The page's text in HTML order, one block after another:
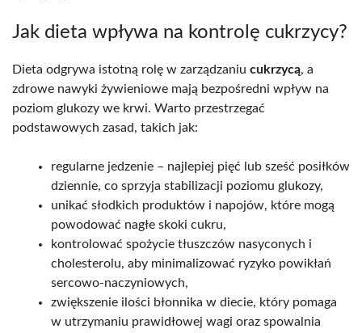
Jak dieta wpływa na kontrolę cukrzycy?
Dieta odgrywa istotną rolę w zarządzaniu cukrzycą, a
zdrowe nawyki żywieniowe mają bezpośredni wpływ na
poziom glukozy we krwi. Warto przestrzegać
podstawowych zasad, takich jak:
regularne jedzenie – najlepiej pięć lub sześć posiłków
dziennie, co sprzyja stabilizacji poziomu glukozy,
unikać słodkich produktów i napojów, które mogą
powodować nagłe skoki cukru,
kontrolować spożycie tłuszczów nasyconych i
cholesterolu, aby minimalizować ryzyko powikłań
sercowo-naczyniowych,
zwiększenie ilości błonnika w diecie, który pomaga
w utrzymaniu prawidłowej wagi oraz spowalnia